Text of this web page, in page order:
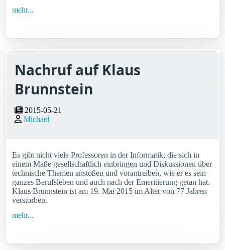
mehr...
Nachruf auf Klaus
Brunnstein
2015-05-21
Michael
Es gibt nicht viele Professoren in der Informatik, die sich in
einem Maße gesellschaftlich einbringen und Diskussionen über
technische Themen anstoßen und vorantreiben, wie er es sein
ganzes Berufsleben und auch nach der Emeritierung getan hat.
Klaus Brunnstein ist am 19. Mai 2015 im Alter von 77 Jahren
verstorben.
mehr...